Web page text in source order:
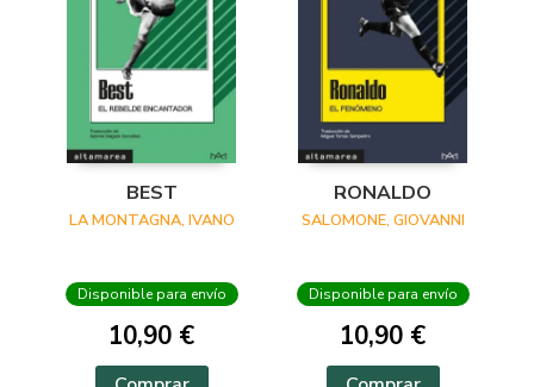
BEST
LA MONTAGNA, IVANO
Disponible para envío
10,90 €
RONALDO
SALOMONE, GIOVANNI
Disponible para envío
10,90 €